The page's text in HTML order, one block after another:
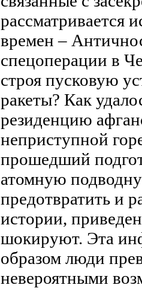
рассматривается
времен –
спецоперации в
строя пусковую
ракеты? Как
резиденцию
неприступной
прошедший
атомную
предотвратить и
истории,
шокируют. Эта
образом люди
невероятными